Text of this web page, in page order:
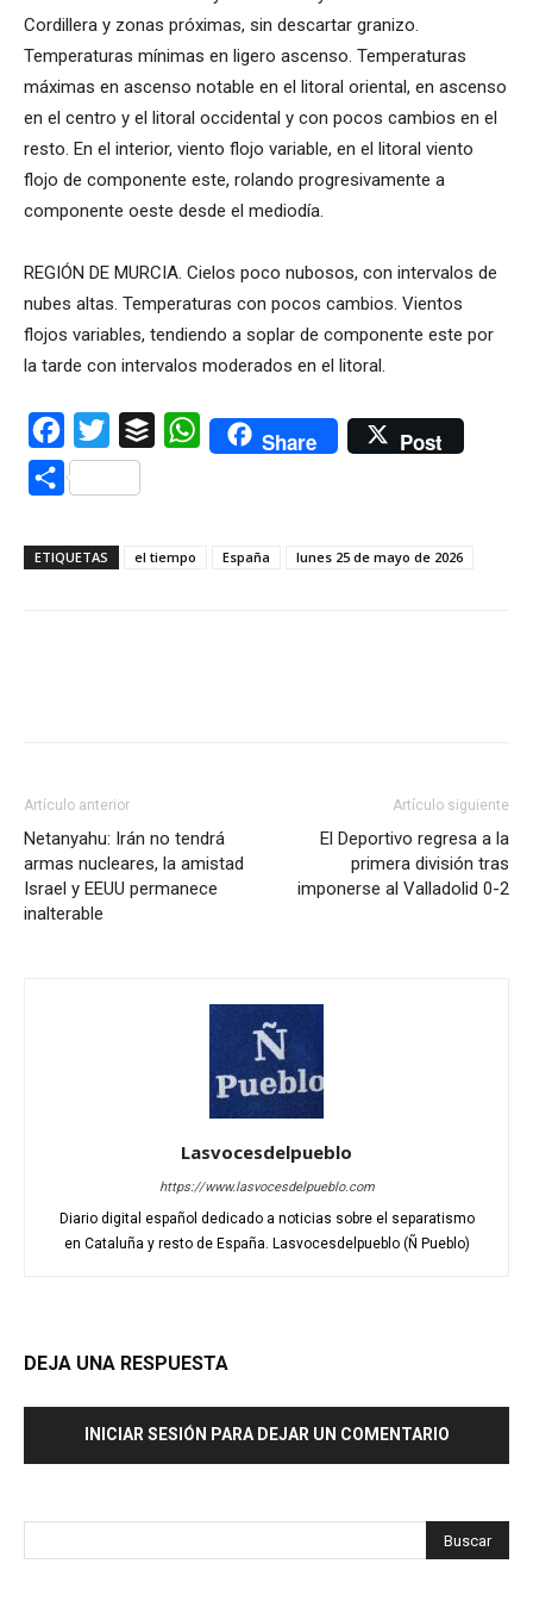
Cordillera y zonas próximas, sin descartar granizo.
Temperaturas mínimas en ligero ascenso. Temperaturas
máximas en ascenso notable en el litoral oriental, en ascenso
en el centro y el litoral occidental y con pocos cambios en el
resto. En el interior, viento flojo variable, en el litoral viento
flojo de componente este, rolando progresivamente a
componente oeste desde el mediodía.
REGIÓN DE MURCIA. Cielos poco nubosos, con intervalos de
nubes altas. Temperaturas con pocos cambios. Vientos
flojos variables, tendiendo a soplar de componente este por
la tarde con intervalos moderados en el litoral.
Facebook
Twitter Buffer WhatsAppShare Post
Compartir
ETIQUETAS el tiempo España lunes 25 de mayo de 2026
Artículo anterior
Netanyahu: Irán no tendrá
armas nucleares, la amistad
Israel y EEUU permanece
inalterable
Artículo siguiente
El Deportivo regresa a la
primera división tras
imponerse al Valladolid 0-2
Lasvocesdelpueblo
https://www.lasvocesdelpueblo.com
Diario digital español dedicado a noticias sobre el separatismo
en Cataluña y resto de España. Lasvocesdelpueblo (Ñ Pueblo)
DEJA UNA RESPUESTA
INICIAR SESIÓN PARA DEJAR UN COMENTARIO